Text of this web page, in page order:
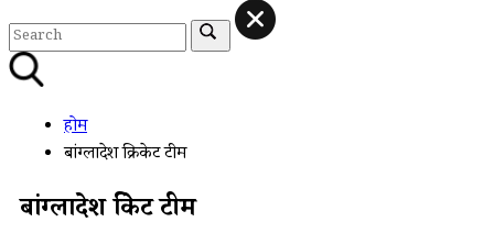
होम
बांग्लादेश क्रिकेट टीम
बांग्लादेश क्रिकेट टीम